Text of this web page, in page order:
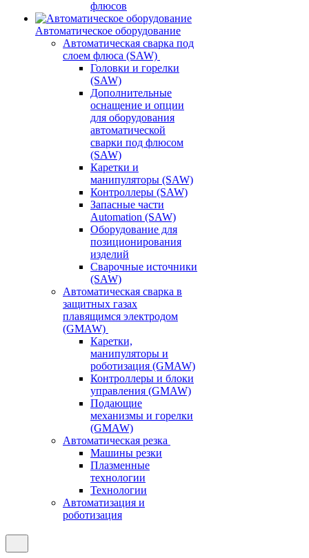
флюсов
Автоматическое оборудование
Автоматическая сварка под
слоем флюса (SAW)
Головки и горелки
(SAW)
Дополнительные
оснащение и опции
для оборудования
автоматической
сварки под флюсом
(SAW)
Каретки и
манипуляторы (SAW)
Контроллеры (SAW)
Запасные части
Automation (SAW)
Оборудование для
позиционирования
изделий
Сварочные источники
(SAW)
Автоматическая сварка в
защитных газах
плавящимся электродом
(GMAW)
Каретки,
манипуляторы и
роботизация (GMAW)
Контроллеры и блоки
управления (GMAW)
Подающие
механизмы и горелки
(GMAW)
Автоматическая резка
Машины резки
Плазменные
технологии
Технологии
Автоматизация и
роботизация